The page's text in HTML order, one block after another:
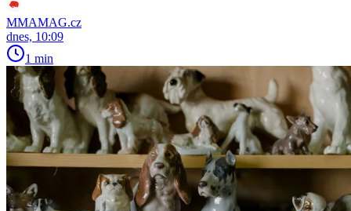
MMAMAG.cz
dnes, 10:09
1 min